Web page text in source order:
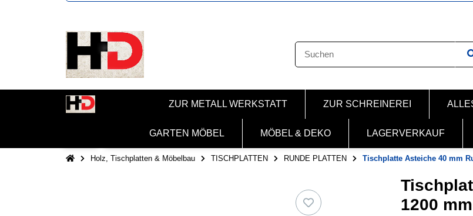
ZUR METALL WERKSTATT ZUR SCHREINEREI
GARTEN MÖBEL MÖBEL & DEKO LAGERVERKAUF
Holz, Tischplatten & Möbelbau TISCHPLATTEN RUNDE PLATTEN Tischplatte Asteiche 40 mm
1200 mm